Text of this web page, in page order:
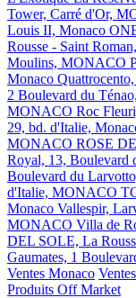
Tower, Carré d'Or,
Louis II, Monaco
Rousse - Saint
Moulins, MONACO
Monaco
2 Boulevard du
MONACO Roc
29, bd. d'Italie,
MONACO ROSE
Royal, 13, Boulevard
Boulevard du
d'Italie, MONACO
Monaco Vallespir,
MONACO Villa de
DEL SOLE, La
Gaumates, 1
Ventes Monaco
Produits Off Market